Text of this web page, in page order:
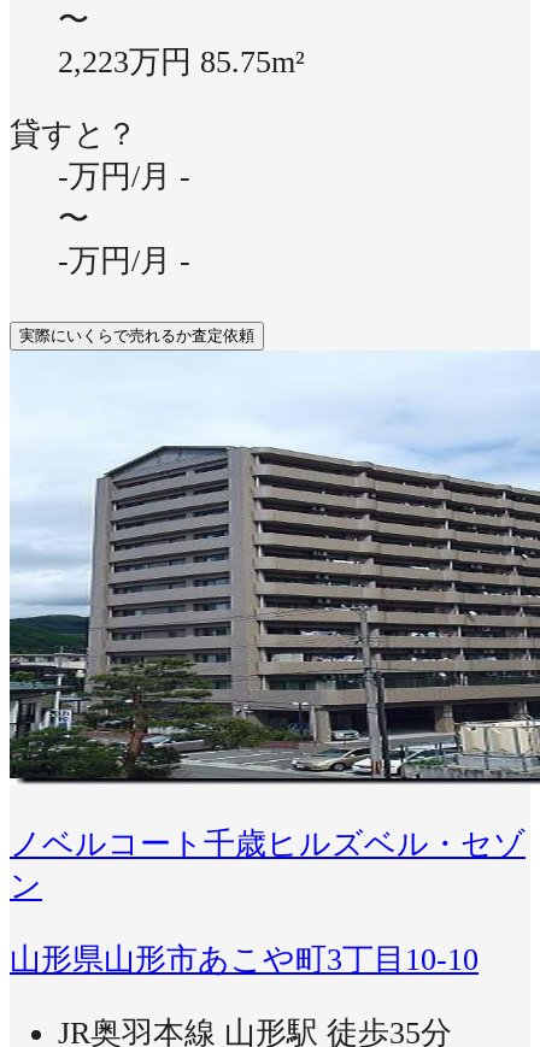
〜
2,223万円 85.75m²
貸すと？
-万円/月 -
〜
-万円/月 -
実際にいくらで売れるか査定依頼
ノベルコート千歳ヒルズベル・セゾ
ン
山形県山形市あこや町3丁目10-10
JR奥羽本線 山形駅 徒歩35分